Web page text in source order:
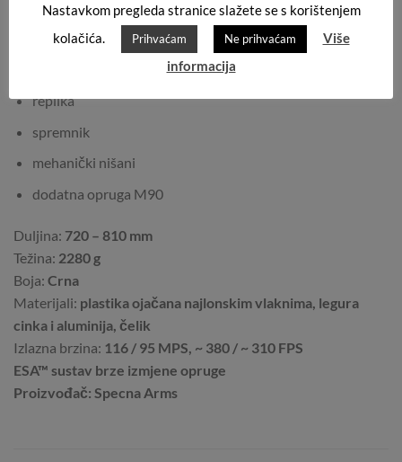
Set ne uključuje bateriju i punjač.
replika
spremnik
mehanički nišani
dodatna opruga M90
Duljina: 720 – 810 mm
Težina: 2280 g
Boja: Crna
Materijali: plastika ojačana najlonskim vlaknima, legura
cinka i aluminija, čelik
Izlazna brzina: 116 / 95 MPS, ~ 380 / ~ 310 FPS
ESA™ sustav brze izmjene opruge
Proizvođač: Specna Arms
Nastavkom pregleda stranice slažete se s korištenjem
kolačića.
Prihvaćam Ne prihvaćam
Više
informacija